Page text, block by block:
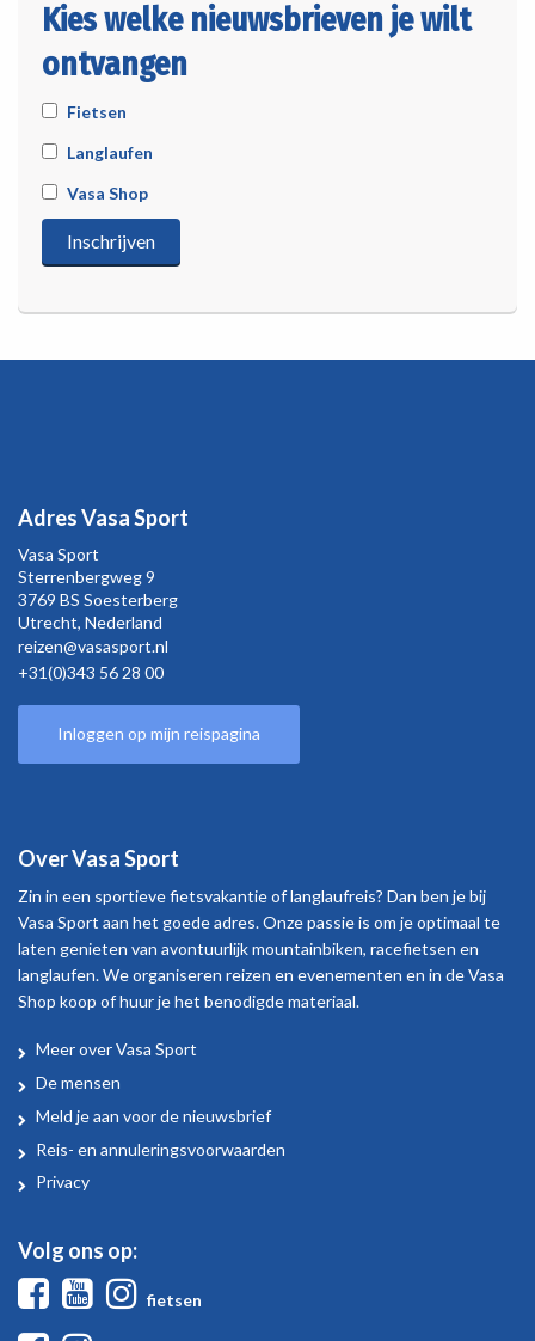
Kies welke nieuwsbrieven je wilt
ontvangen
Fietsen
Langlaufen
Vasa Shop
Adres Vasa Sport
Vasa Sport
Sterrenbergweg9
3769 BS Soesterberg
Utrecht, Nederland
reizen@vasasport.nl
+31(0)343 56 28 00
Inloggen op mijn reispagina
Over Vasa Sport
Zin in een sportieve fietsvakantie of langlaufreis? Dan ben je bij
Vasa Sport aan het goede adres. Onze passie is om je optimaal te
laten genieten van avontuurlijk mountainbiken, racefietsen en
langlaufen. We organiseren reizen en evenementen en in de Vasa
Shop koop of huur je het benodigde materiaal.
Over
Vasa
Sport
Meer over Vasa Sport
De mensen
Meld je aan voor de nieuwsbrief
Reis- en annuleringsvoorwaarden
Privacy
Volg ons op:
FacebookYoutube
fietsen